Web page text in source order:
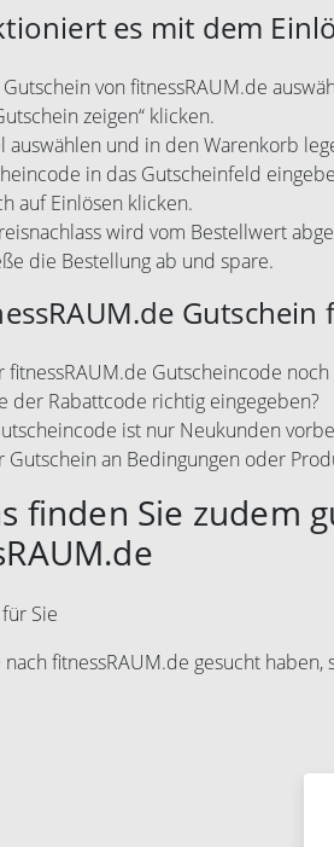
es mit dem
von fitnessRAUM.de
zeigen“ klicken.
auswählen und in den Warenkorb
in das Gutscheinfeld
auf Einlösen klicken.
wird vom Bestellwert
die Bestellung ab und spare.
fitnessRAUM.de Gutscheincode noch
der Rabattcode richtig eingegeben?
ist nur Neukunden
Gutschein an Bedingungen oder
finden Sie zudem
Sie
fitnessRAUM.de gesucht haben,